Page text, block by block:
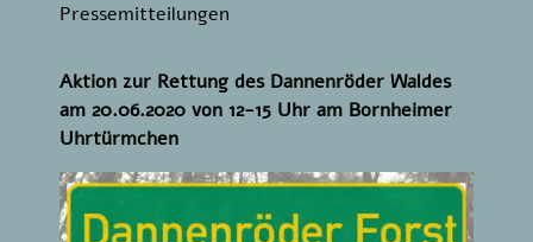
Pressemitteilungen
Aktion zur Rettung des Dannenröder Waldes
am 20.06.2020 von 12-15 Uhr am Bornheimer
Uhrtürmchen